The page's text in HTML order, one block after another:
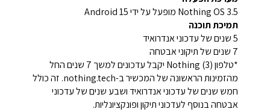
Nothing OS 3.5 מופעל על ידי Android 15
תמיכת תוכנה
5 שנים של עדכוני אנדרואיד
7 שנים של תיקוני אבטחה
*טלפון Nothing (3) יקבל עדכונים למשך 7 שנים החל
מהזמינות הראשונה של המכשיר ב-nothing.tech. זה כולל
חמש שנים של עדכוני אנדרואיד ושבע שנים של עדכוני
אבטחה בנוסף לעדכוני תיקון ופונקציונליות.